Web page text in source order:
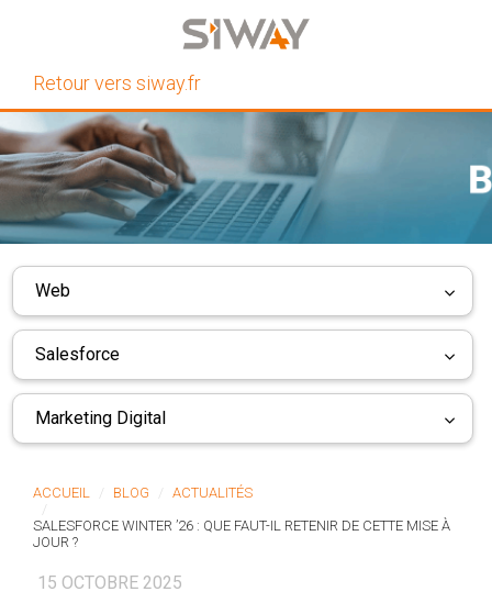
Retour vers siway.fr
Web
Salesforce
Marketing Digital
ACCUEIL BLOG
ACTUALITÉS
SALESFORCE WINTER ’26 : QUE FAUT-IL RETENIR DE CETTE MISE À
JOUR ?
15 OCTOBRE 2025